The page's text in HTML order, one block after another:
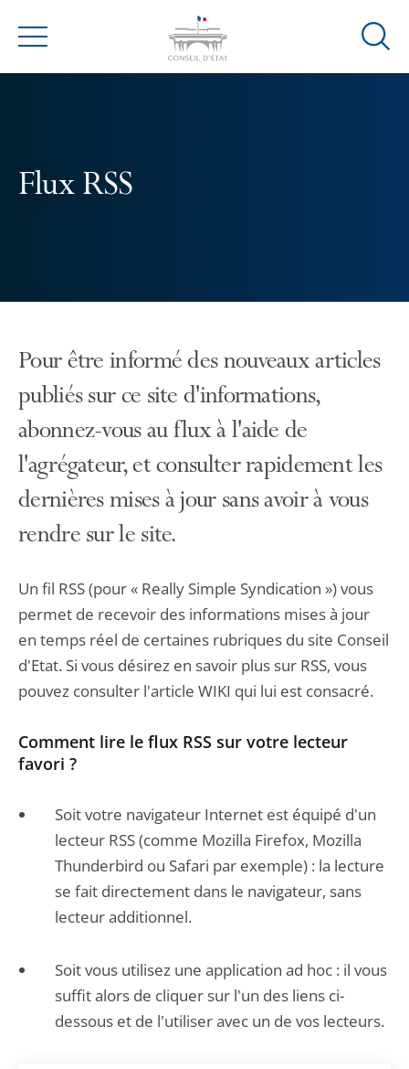
Menu
Ouvrir
Flux RSS
Pour être informé des nouveaux articles
publiés sur ce site d'informations,
abonnez-vous au flux à l'aide de
l'agrégateur, et consulter rapidement les
dernières mises à jour sans avoir à vous
rendre sur le site.
Un fil RSS (pour « Really Simple Syndication ») vous
permet de recevoir des informations mises à jour
en temps réel de certaines rubriques du site Conseil
d'Etat. Si vous désirez en savoir plus sur RSS, vous
pouvez consulter l'article WIKI qui lui est consacré.
Comment lire le flux RSS sur votre lecteur
favori ?
Soit votre navigateur Internet est équipé d'un
lecteur RSS (comme Mozilla Firefox, Mozilla
Thunderbird ou Safari par exemple) : la lecture
se fait directement dans le navigateur, sans
lecteur additionnel.
Soit vous utilisez une application ad hoc : il vous
suffit alors de cliquer sur l'un des liens ci-
dessous et de l'utiliser avec un de vos lecteurs.